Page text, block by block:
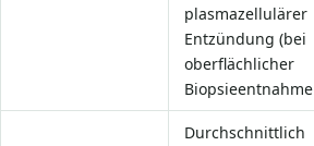
plasmazellulärer
Entzündung (bei
oberflächlicher
Biopsieentnahme
Durchschnittlich